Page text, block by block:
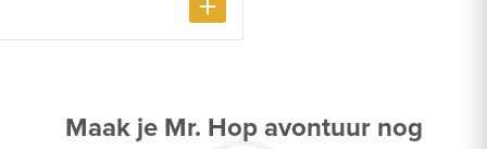
Maak je Mr. Hop avontuur nog